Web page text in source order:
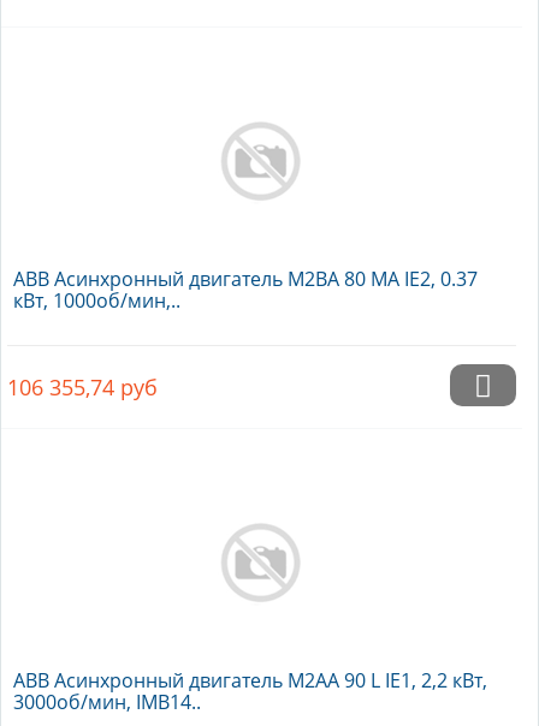
ABB Асинхронный двигатель M2BA 80 MA IE2, 0.37
кВт, 1000об/мин,..
106 355,74 руб
ABB Асинхронный двигатель M2AA 90 L IE1, 2,2 кВт,
3000об/мин, IMB14..